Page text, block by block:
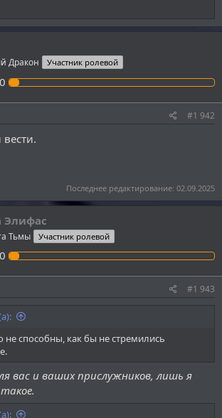
Дракон Участник ролевой
0
#1 942
Последнее редактирование: 02.09.2025
Элифас
Тьмы Участник ролевой
0
#1 943
не способны, как бы не стремились
вас и ваших прислужников, лишь я